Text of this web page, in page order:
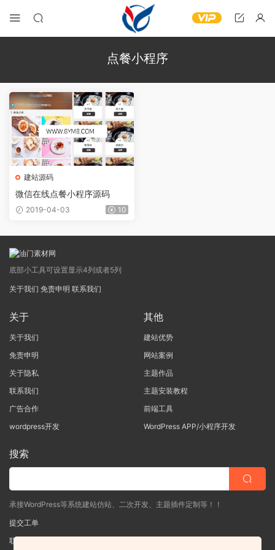
点餐小程序
建站源码
微信在线点餐小程序源码
2019-04-03 10
底部小工具可设置显示4列或者5列
关于我们 免责申明 联系我们
关于
关于我们
免责申明
关于隐私
联系我们
广告合作
wordpress开发
其他
建站优势
网站案例
主题作品
主题安装教程
前端工具
WordPress APP/小程序开发
搜索
承接WordPress等系统建站仿站、二次开发、主题插件定制等！！
提交工单
联系客服